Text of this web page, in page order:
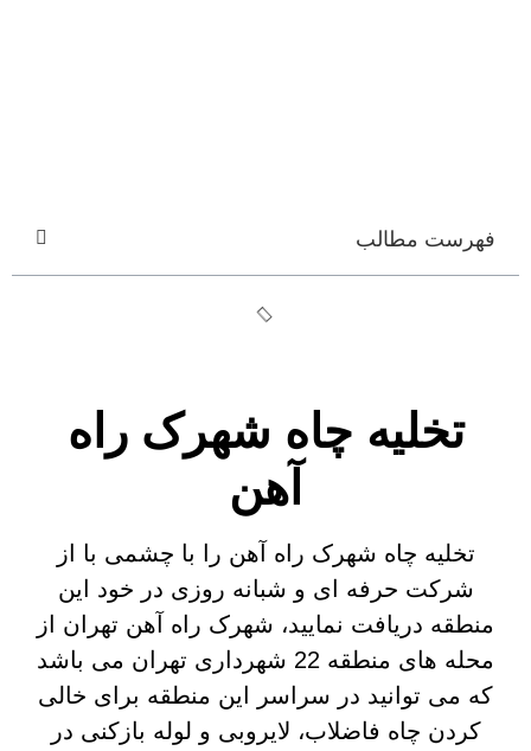
فهرست مطالب
تخلیه چاه شهرک راه
آهن
تخلیه چاه شهرک راه آهن را با چشمی با از
شرکت حرفه ای و شبانه روزی در خود این
منطقه دریافت نمایید، شهرک راه آهن تهران از
محله های منطقه 22 شهرداری تهران می باشد
که می توانید در سراسر این منطقه برای خالی
کردن چاه فاضلاب، لایروبی و لوله بازکنی در